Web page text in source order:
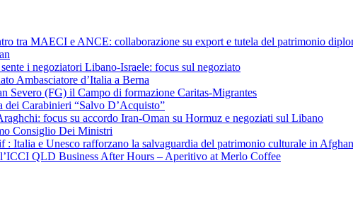
tra MAECI e ANCE: collaborazione su export e tutela del patrimonio
i negoziatori Libano-Israele: focus sul negoziato
Ambasciatore d’Italia a Berna
Severo (FG) il Campo di formazione Caritas-Migrantes
dei Carabinieri “Salvo D’Acquisto”
focus su accordo Iran-Oman su Hormuz e negoziati sul Libano
Consiglio Dei Ministri
Italia e Unesco rafforzano la salvaguardia del patrimonio culturale in
QLD Business After Hours – Aperitivo at Merlo Coffee